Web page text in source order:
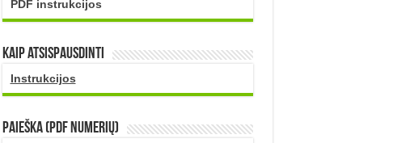
PDF instrukcijos
Kaip atsispausdinti
Instrukcijos
PAIEŠKA (PDF numerių)